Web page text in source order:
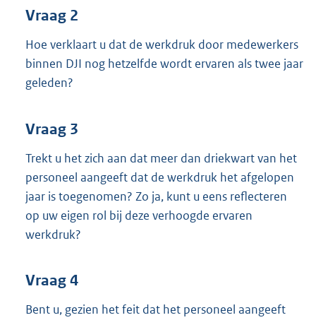
Vraag 2
Hoe verklaart u dat de werkdruk door medewerkers
binnen DJI nog hetzelfde wordt ervaren als twee jaar
geleden?
Vraag 3
Trekt u het zich aan dat meer dan driekwart van het
personeel aangeeft dat de werkdruk het afgelopen
jaar is toegenomen? Zo ja, kunt u eens reflecteren
op uw eigen rol bij deze verhoogde ervaren
werkdruk?
Vraag 4
Bent u, gezien het feit dat het personeel aangeeft